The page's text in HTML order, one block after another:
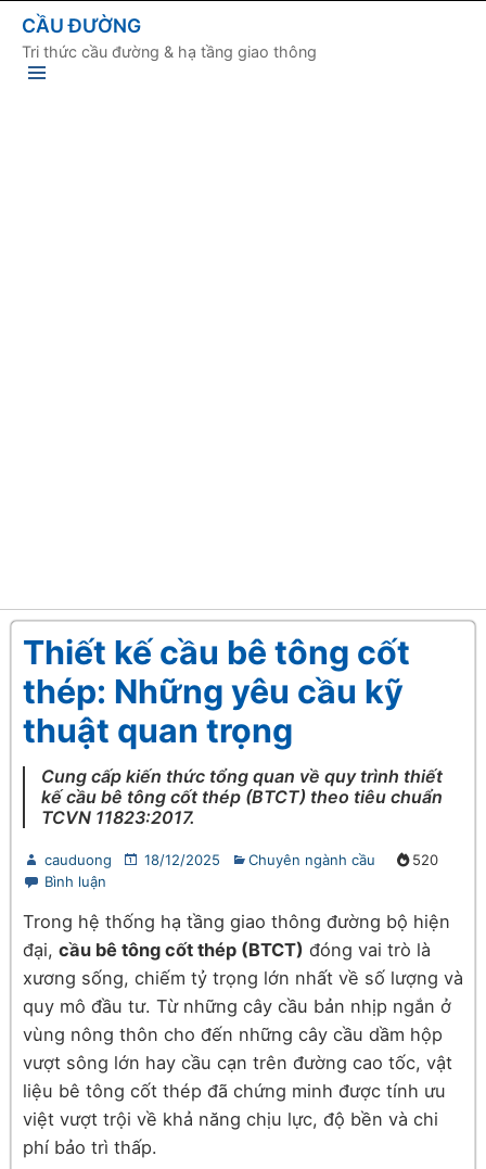
CẦU ĐƯỜNG
Tri thức cầu đường & hạ tầng giao thông
Thiết kế cầu bê tông cốt
thép: Những yêu cầu kỹ
thuật quan trọng
Cung cấp kiến thức tổng quan về quy trình thiết
kế cầu bê tông cốt thép (BTCT) theo tiêu chuẩn
TCVN 11823:2017.
cauduong 18/12/2025
Chuyên ngành cầu
Bình luận
520
Trong hệ thống hạ tầng giao thông đường bộ hiện
đại, cầu bê tông cốt thép (BTCT) đóng vai trò là
xương sống, chiếm tỷ trọng lớn nhất về số lượng và
quy mô đầu tư. Từ những cây cầu bản nhịp ngắn ở
vùng nông thôn cho đến những cây cầu dầm hộp
vượt sông lớn hay cầu cạn trên đường cao tốc, vật
liệu bê tông cốt thép đã chứng minh được tính ưu
việt vượt trội về khả năng chịu lực, độ bền và chi
phí bảo trì thấp.